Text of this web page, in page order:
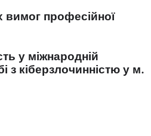
вимог професійної
у міжнародній
з кіберзлочинністю у м.